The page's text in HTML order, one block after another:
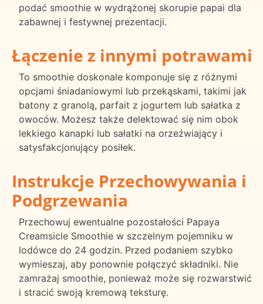
podać smoothie w wydrążonej skorupie papai dla
zabawnej i festywnej prezentacji.
Łączenie z innymi potrawami
To smoothie doskonale komponuje się z różnymi
opcjami śniadaniowymi lub przekąskami, takimi jak
batony z granolą, parfait z jogurtem lub sałatka z
owoców. Możesz także delektować się nim obok
lekkiego kanapki lub sałatki na orzeźwiający i
satysfakcjonujący posiłek.
Instrukcje Przechowywania i
Podgrzewania
Przechowuj ewentualne pozostałości Papaya
Creamsicle Smoothie w szczelnym pojemniku w
lodówce do 24 godzin. Przed podaniem szybko
wymieszaj, aby ponownie połączyć składniki. Nie
zamrażaj smoothie, ponieważ może się rozwarstwić
i stracić swoją kremową teksturę.